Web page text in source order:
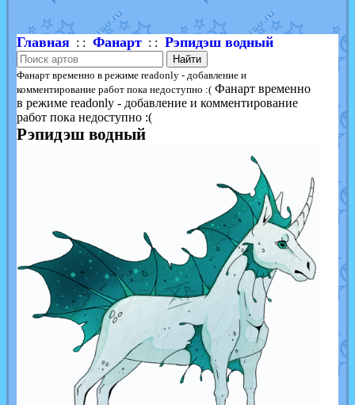
Главная: : Фанарт: : Рэпидэш водный
Найти
Фанарт временно в режиме readonly - добавление и
комментирование работ пока недоступно :( Фанарт временно
в режиме readonly - добавление и комментирование
работ пока недоступно :(
Рэпидэш водный